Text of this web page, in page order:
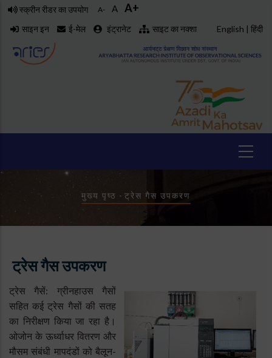
Skip
content
स्क्रीन रीडर का उपयोग A- A A+
साइन इन ई-मेल इंट्रानेट साइट का नक्शा English | हिंदी
Breadcrumb
मुख्य पृष्ठ - ट्रेस गैस उपकरण
ट्रेस गैस उपकरण
ट्रेस गैसें: ग्रीनहाउस गैसों
सहित कई ट्रेस गैसों की सतह
का निरीक्षण किया जा रहा है।
ओजोन के ऊर्ध्वाधर वितरण और
मौसम संबंधी मापदंडों को बैलून-